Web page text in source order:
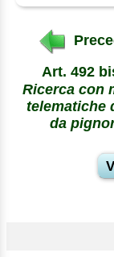
Art. 492
Ricerca con
telematiche
da